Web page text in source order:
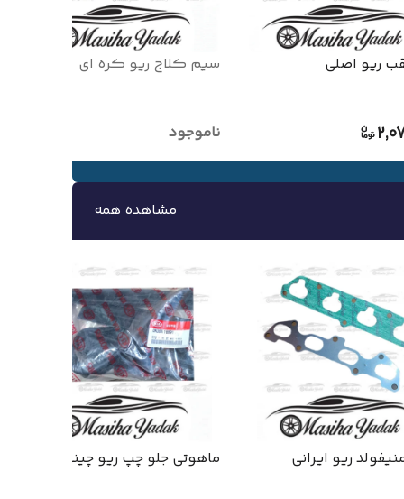
ریو اصلی سیم کلاج ریو کره ای
ناموجود
مشاهده همه
ریو ایرانی ماهوتی جلو چپ ریو چینی